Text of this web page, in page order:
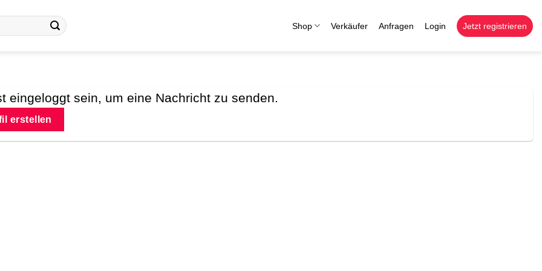
Shop Verkäufer Anfragen Login Jetzt registrieren
eingeloggt sein, um eine Nachricht zu senden.
erstellen